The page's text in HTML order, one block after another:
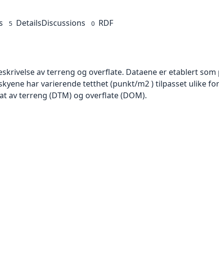
5 DetailsDiscussions 0 RDF
av terreng og overflate. Dataene er etablert
har varierende tetthet (punkt/m2 ) tilpasset ulike
av terreng (DTM) og overflate (DOM).